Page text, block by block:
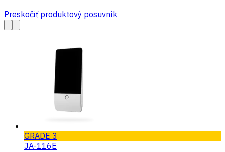
Preskočiť produktový posuvník
GRADE 3
JA-116E